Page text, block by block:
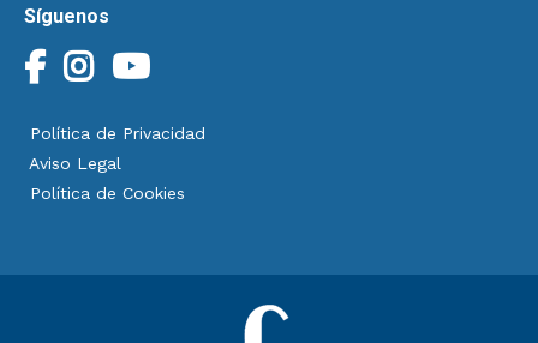
Síguenos
Política de Privacidad
Aviso Legal
Política de Cookies